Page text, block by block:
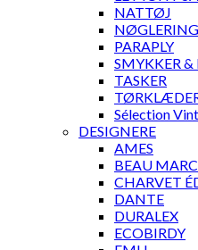
NATTØJ
PARAPLY
SMYKKER
TASKER
Sélection
DESIGNERE
AMES
BEAU
CHARVET
DANTE
DURALEX
ECOBIRDY